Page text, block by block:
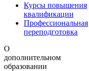
Курсы повышения
квалификации
Профессиональная
переподготовка
О
дополнительном
образовании